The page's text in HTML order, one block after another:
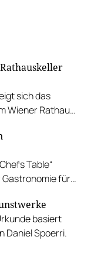
sich das
Wiener Rathaus
Table“
Gastronomie für
folgen Treffen
basiert
Daniel Spoerri.